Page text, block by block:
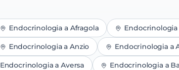
Endocrinologia a Afragola Endocrinologia
Endocrinologiaa Anzio Endocrinologiaa
Endocrinologiaa Aversa Endocrinologiaa